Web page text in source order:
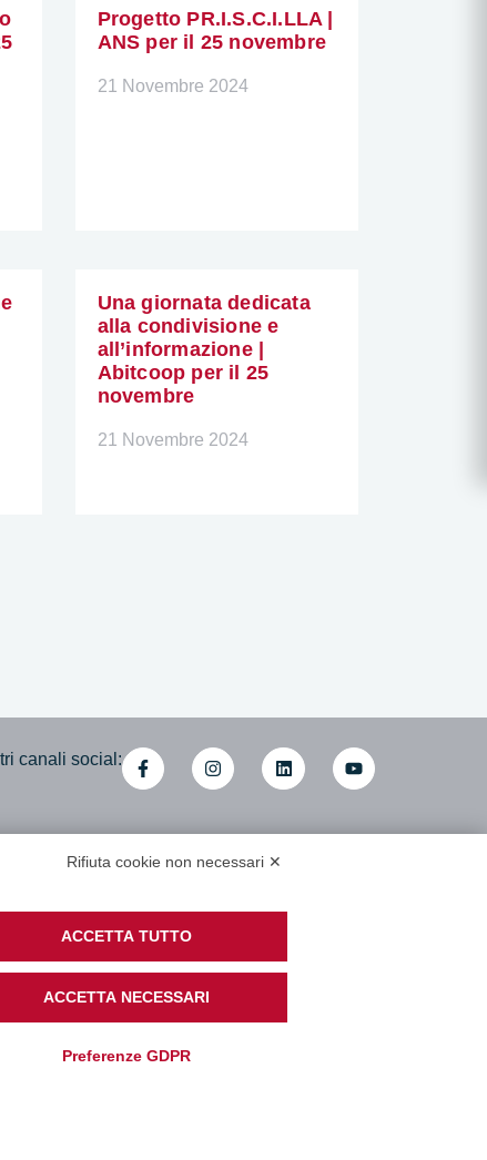
Progetto PR.I.S.C.I.LLA |
ANS per il 25 novembre
21 Novembre 2024
Una giornata dedicata
alla condivisione e
all’informazione |
Abitcoop per il 25
novembre
21 Novembre 2024
canali social:
associate
Accessibilità
Rifiuta cookie non necessari ✕
ACCETTA TUTTO
ACCETTA NECESSARI
Preferenze GDPR